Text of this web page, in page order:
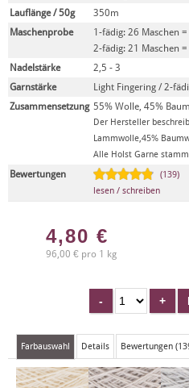
Lauflänge / 50g
350m
Maschenprobe
1-fädig: 26 Maschen
2-fädig: 21 Maschen
Nadelstärke
2,5 - 3
Garnstärke
Light Fingering / 2-
Zusammensetzung 55% Wolle, 45%
Der Hersteller
Lammwolle,45%
Alle Holst Garne
Bewertungen
(139)
lesen / schreiben
4,80 €
96,00 € pro 1 kg
Farbauswahl Details Bewertungen